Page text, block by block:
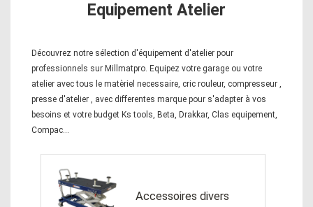
Equipement Atelier
Découvrez notre sélection d'équipement d'atelier pour
professionnels sur Millmatpro. Equipez votre garage ou votre
atelier avec tous le matèriel necessaire, cric rouleur, compresseur ,
presse d'atelier , avec differentes marque pour s'adapter à vos
besoins et votre budget Ks tools, Beta, Drakkar, Clas equipement,
Compac...
Accessoires divers